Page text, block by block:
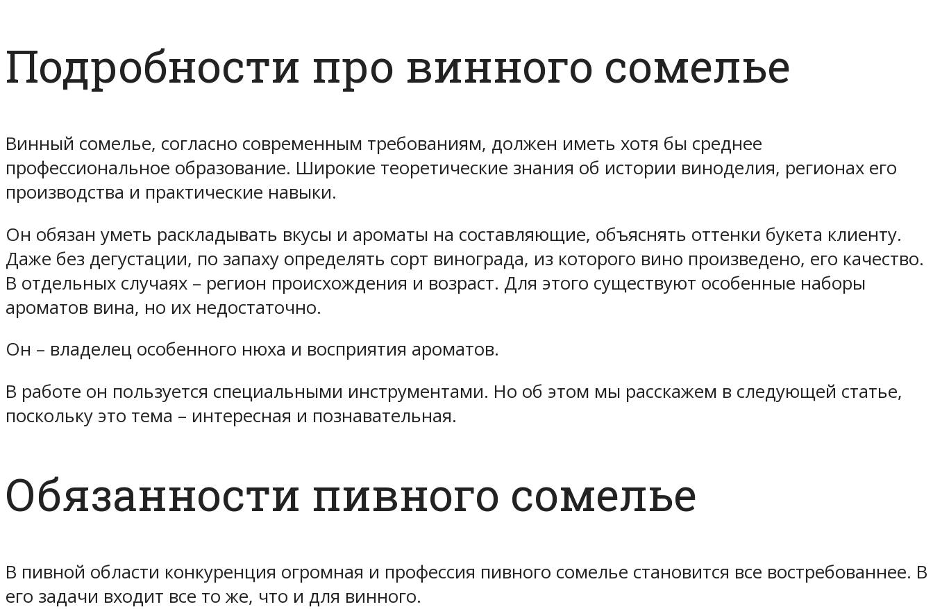
Подробности про винного сомелье
Винный сомелье, согласно современным требованиям, должен иметь хотя бы среднее
профессиональное образование. Широкие теоретические знания об истории виноделия, регионах его
производства и практические навыки.
Он обязан уметь раскладывать вкусы и ароматы на составляющие, объяснять оттенки букета клиенту.
Даже без дегустации, по запаху определять сорт винограда, из которого вино произведено, его качество.
В отдельных случаях – регион происхождения и возраст. Для этого существуют особенные наборы
ароматов вина, но их недостаточно.
Он – владелец особенного нюха и восприятия ароматов.
В работе он пользуется специальными инструментами. Но об этом мы расскажем в следующей статье,
поскольку это тема – интересная и познавательная.
Обязанности пивного сомелье
В пивной области конкуренция огромная и профессия пивного сомелье становится все востребованнее. В
его задачи входит все то же, что и для винного.